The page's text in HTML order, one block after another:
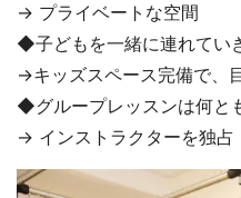
→ プライベートな空間
◆子どもを一緒に連れてい
→キッズスペース完備で、
◆グループレッスンは何と
→ インストラクターを独占